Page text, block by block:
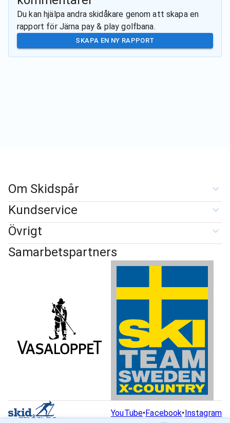
Du kan hjälpa andra skidåkare genom att skapa en
rapport för Järna pay & play golfbana.
SKAPA EN NY RAPPORT
Om Skidspår
Kundservice
Övrigt
Samarbetspartners
YouTube•Facebook•Instagram